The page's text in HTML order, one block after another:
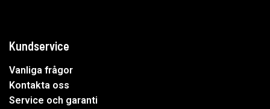
Kundservice
Vanliga frågor
Kontakta oss
Service och garanti